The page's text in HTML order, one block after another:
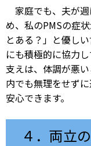
家庭でも、夫が
め、私のPMSの症
とある？」と優し
にも積極的に協力
支えは、体調が悪
内でも無理をせず
安心できます。
４．両立